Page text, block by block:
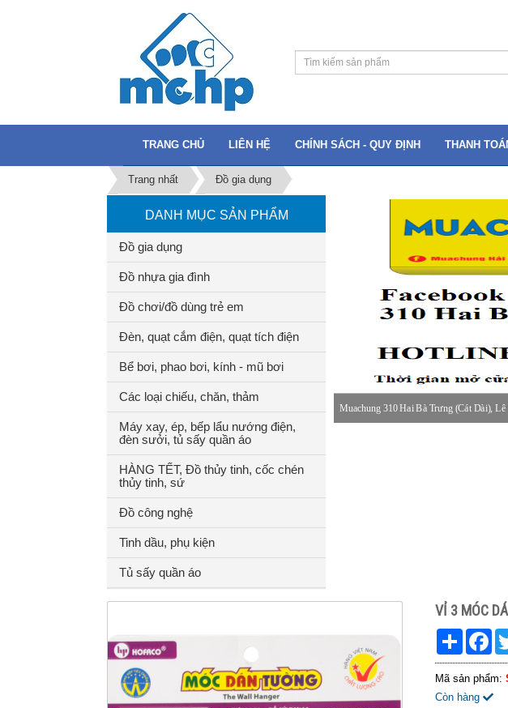
TRANG CHỦ LIÊN HỆ CHÍNH SÁCH - QUY ĐỊNH THANH
Trang nhất Đồ gia dụng
DANH MỤC SẢN PHẨM
Đồ gia dụng
Đồ nhựa gia đình
Đồ chơi/đồ dùng trẻ em
Đèn, quạt cắm điện, quạt tích điện
Bể bơi, phao bơi, kính - mũ bơi
Các loại chiếu, chăn, thảm
Máy xay, ép, bếp lẩu nướng điện,
đèn sưởi, tủ sấy quần áo
HÀNG TẾT, Đồ thủy tinh, cốc chén
thủy tinh, sứ
Đồ công nghệ
Tinh dầu, phụ kiện
Tủ sấy quần áo
Muachung 310 Hai Bà Trưng (Cát Dài),
VỈ 3 MÓC
Share
Mã sản phẩm:
Còn hàng